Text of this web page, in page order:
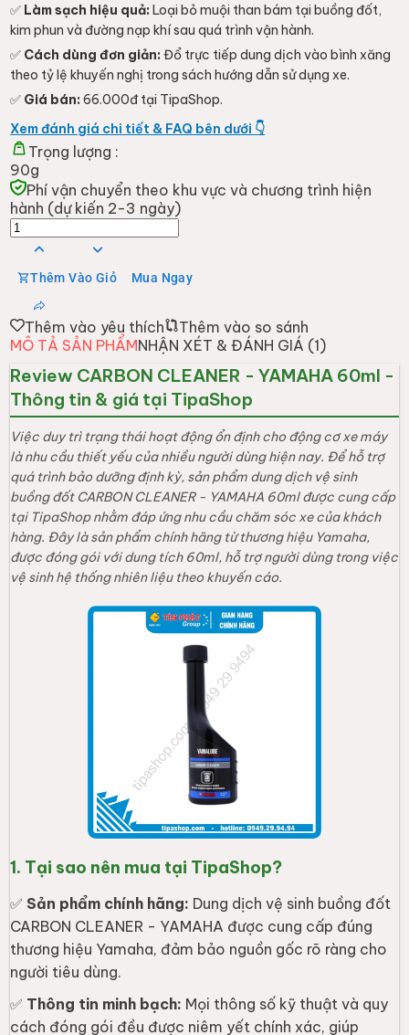
✅ Làm sạch hiệu quả: Loại bỏ muội than bám tại buồng đốt,
kim phun và đường nạp khí sau quá trình vận hành.
✅ Cách dùng đơn giản: Đổ trực tiếp dung dịch vào bình xăng
theo tỷ lệ khuyến nghị trong sách hướng dẫn sử dụng xe.
✅ Giá bán: 66.000đ tại TipaShop.
Xem đánh giá chi tiết & FAQ bên dưới 👇
Trọng lượng :
90g
Phí vận chuyển theo khu vực và chương trình hiện
hành (dự kiến 2-3 ngày)
Thêm Vào Giỏ Mua Ngay
Thêm vào yêu thích
Thêm vào so sánh
MÔ TẢ SẢN PHẨMNHẬN XÉT & ĐÁNH GIÁ (1)
Review CARBON CLEANER - YAMAHA 60ml -
Thông tin & giá tại TipaShop
Việc duy trì trạng thái hoạt động ổn định cho động cơ xe máy
là nhu cầu thiết yếu của nhiều người dùng hiện nay. Để hỗ trợ
quá trình bảo dưỡng định kỳ, sản phẩm dung dịch vệ sinh
buồng đốt CARBON CLEANER - YAMAHA 60ml được cung cấp
tại TipaShop nhằm đáp ứng nhu cầu chăm sóc xe của khách
hàng. Đây là sản phẩm chính hãng từ thương hiệu Yamaha,
được đóng gói với dung tích 60ml, hỗ trợ người dùng trong việc
vệ sinh hệ thống nhiên liệu theo khuyến cáo.
1. Tại sao nên mua tại TipaShop?
✅ Sản phẩm chính hãng: Dung dịch vệ sinh buồng đốt
CARBON CLEANER - YAMAHA được cung cấp đúng
thương hiệu Yamaha, đảm bảo nguồn gốc rõ ràng cho
người tiêu dùng.
✅ Thông tin minh bạch: Mọi thông số kỹ thuật và quy
cách đóng gói đều được niêm yết chính xác, giúp